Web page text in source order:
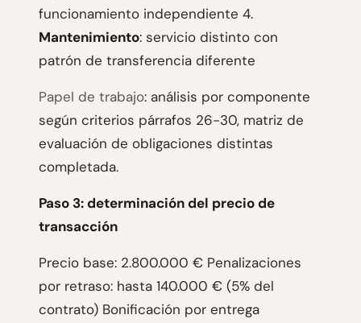
funcionamiento independiente 4.
Mantenimiento: servicio distinto con
patrón de transferencia diferente
Papel de trabajo: análisis por componente
según criterios párrafos 26-30, matriz de
evaluación de obligaciones distintas
completada.
Paso 3: determinación del precio de
transacción
Precio base: 2.800.000 € Penalizaciones
por retraso: hasta 140.000 € (5% del
contrato) Bonificación por entrega